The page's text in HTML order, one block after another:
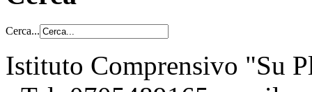
Cerca...
Istituto Comprensivo "Su